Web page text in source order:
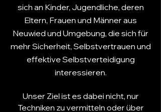
sich an Kinder, Jugendliche, deren
Eltern, Frauen und Männer aus
Neuwied und Umgebung, die sich für
mehr Sicherheit, Selbstvertrauen und
effektive Selbstverteidigung
interessieren.
Unser Ziel ist es dabei nicht, nur
Techniken zu vermitteln oder über